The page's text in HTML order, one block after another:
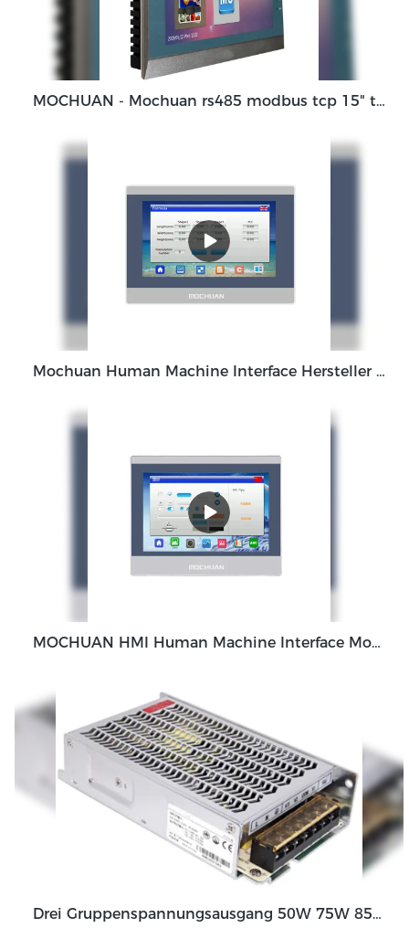
MOCHUAN - Mochuan rs485 modbus tcp 15" tft lcd touch ipc hmi human machine interface 15inch
Mochuan Human Machine Interface Hersteller Ethernet TFT LCD 1024x600 TCP/IP RS485 10.1'' MC-H100EW Hersteller
MOCHUAN HMI Human Machine Interface Monitor 1GHz CortexTM-A7 1024x600 IP65 Low Cost Display Viewer Modbus 7inch
Drei Gruppenspannungsausgang 50W 75W 85W 130W Ausgangsschaltnetzteil